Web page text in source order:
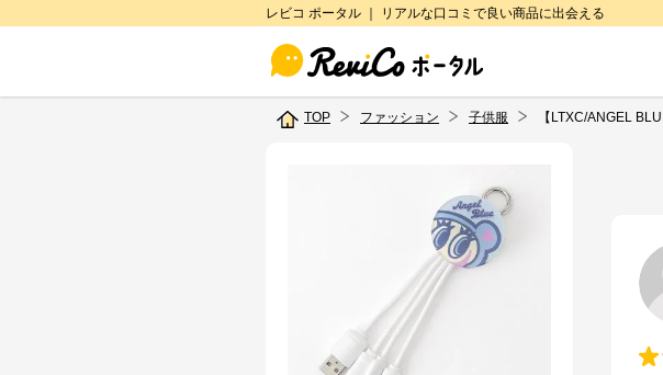
レビコ ポータル ｜ リアルな口コミで良い商品に出会える
TOP ファッション 子供服 【LTXC/ANGEL